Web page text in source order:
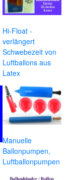
Hi-Float -
verlängert
Schwebezeit von
Luftballons aus
Latex
Manuelle
Ballonpumpen,
Luftballonpumpen